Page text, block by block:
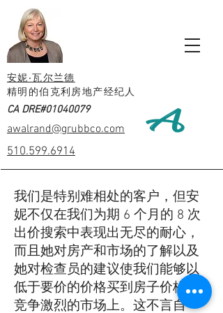
安妮·瓦尔兰德
精明的伯克利房地产经纪人
CA DRE#01040079
awalrand@grubbco.com
510.599.6914
我们是特别难相处的客户，但安
妮不仅在我们为期 6 个月的 8 次
出价搜索中表现出无尽的耐心，
而且她对房产和市场的了解以及
她对检查员的建议使我们能够以
低于要价的价格买到房子价格在
竞争激烈的市场上。这不言自